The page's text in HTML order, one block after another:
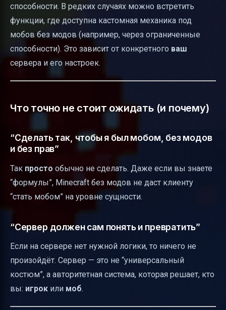
способности. В редких случаях можно встретить
функции, где доступна кастомная механика под
мобов без модов (например, через ограниченные
способности). Это зависит от конкретного ваш
сервера и его настроек.
Что точно не стоит ожидать (и почему)
“Сделать так, чтобы я был мобом, без модов
и без прав”
Так просто обычно не сделать. Даже если вы знаете
“формулы”, Minecraft без модов не даст клиенту
“стать мобом” на уровне сущности.
“Сервер должен сам понять и превратить”
Если на сервере нет нужной логики, то ничего не
произойдёт. Сервер — это не “универсальный
костюм”, а авторитетная система, которая решает, кто
вы: игрок или моб.